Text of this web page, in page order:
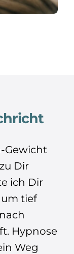
Gewicht
Dir
ich Dir
tief
Hypnose
Weg